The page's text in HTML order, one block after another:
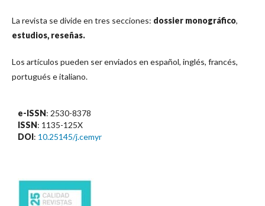
La revista se divide en tres secciones: dossier monográfico,
estudios, reseñas.
Los artículos pueden ser enviados en español, inglés, francés,
portugués e italiano.
e-ISSN: 2530-8378
ISSN: 1135-125X
DOI: 10.25145/j.cemyr